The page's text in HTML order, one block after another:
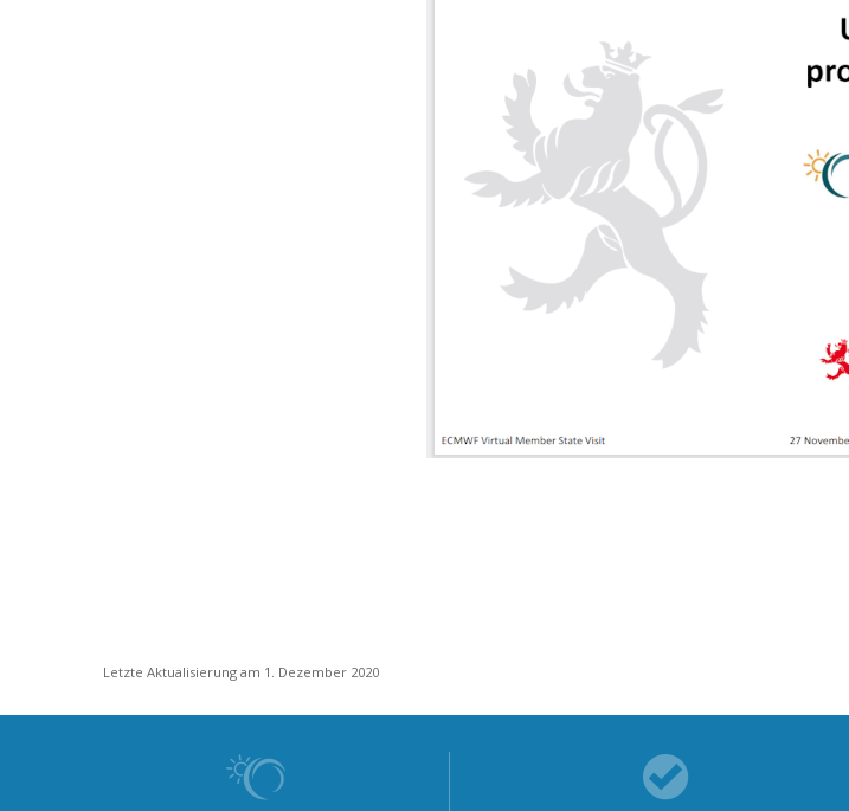
Letzte Aktualisierung am 1. Dezember 2020